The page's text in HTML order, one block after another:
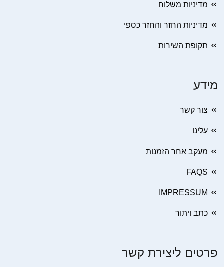
מדיניות משלוח
מדיניות החזר והחזר כספי
תקופת השירות
מידע
צור קשר
עלינו
מעקב אחר הזמנות
FAQS
IMPRESSUM
כתב ויתור
פרטים ליצירת קשר